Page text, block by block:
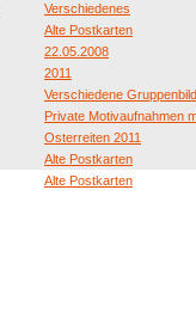
Verschiedenes
Alte Postkarten
22.05.2008
2011
Verschiedene
Private Motivaufnahmen
Osterreiten 2011
Alte Postkarten
Alte Postkarten